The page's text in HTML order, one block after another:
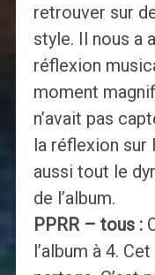
retrouver sur
style. Il nous a
réflexion
moment
n’avait pas
la réflexion sur
aussi tout le
de l’album.
PPRR – tous :
l’album à 4.